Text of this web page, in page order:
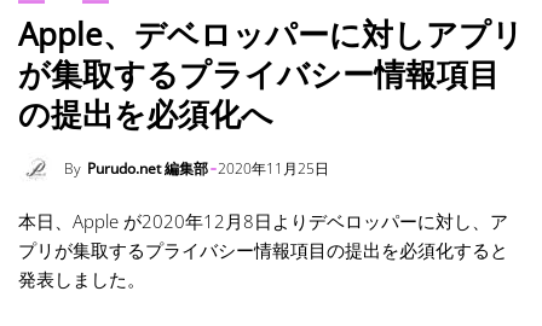
Apple、デベロッパーに対しアプリ
が集取するプライバシー情報項目
の提出を必須化へ
By Purudo.net 編集部 2020年11月25日
本日、Apple が2020年12月8日よりデベロッパーに対し、ア
プリが集取するプライバシー情報項目の提出を必須化すると
発表しました。